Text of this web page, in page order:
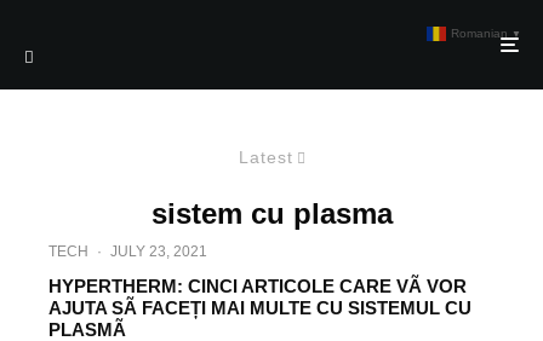
Latest
sistem cu plasma
TECH · JULY 23, 2021
HYPERTHERM: CINCI ARTICOLE CARE VÃ VOR
AJUTA SÃ FACEȚI MAI MULTE CU SISTEMUL CU
PLASMÃ
Romanian ▼